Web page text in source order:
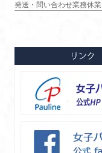
発送・問い合わせ業務休業